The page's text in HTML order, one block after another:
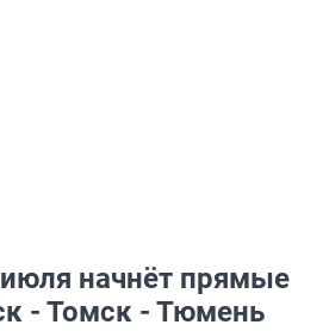
начнёт прямые
- Томск - Тюмень